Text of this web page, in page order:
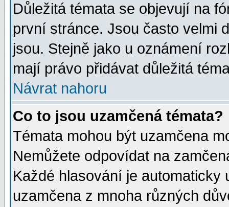
Důležitá témata se objevují na
první stránce. Jsou často velmi
jsou. Stejně jako u oznámení
mají právo přidávat důležitá
Návrat nahoru
Co to jsou uzamčená témata?
Témata mohou být uzamčena
Nemůžete odpovídat na
Každé hlasování je automaticky
uzamčena z mnoha různých